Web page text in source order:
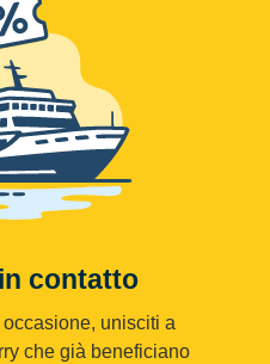
contatto
unisciti a
che già beneficiano